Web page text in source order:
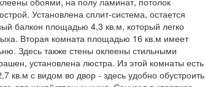
Установлена сплит-система, остается
балкон площадью 4,3 кв.м, который легко
Вторая комната площадью 16 кв.м имеет
Здесь также стены оклеены стильными
установлена люстра. Из этой комнаты есть
кв.м с видом во двор - здесь удобно обустроить